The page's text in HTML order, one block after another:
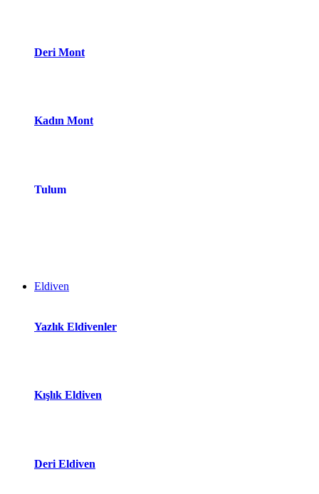
Deri Mont
Kadın Mont
Tulum
Eldiven
Yazlık Eldivenler
Kışlık Eldiven
Deri Eldiven